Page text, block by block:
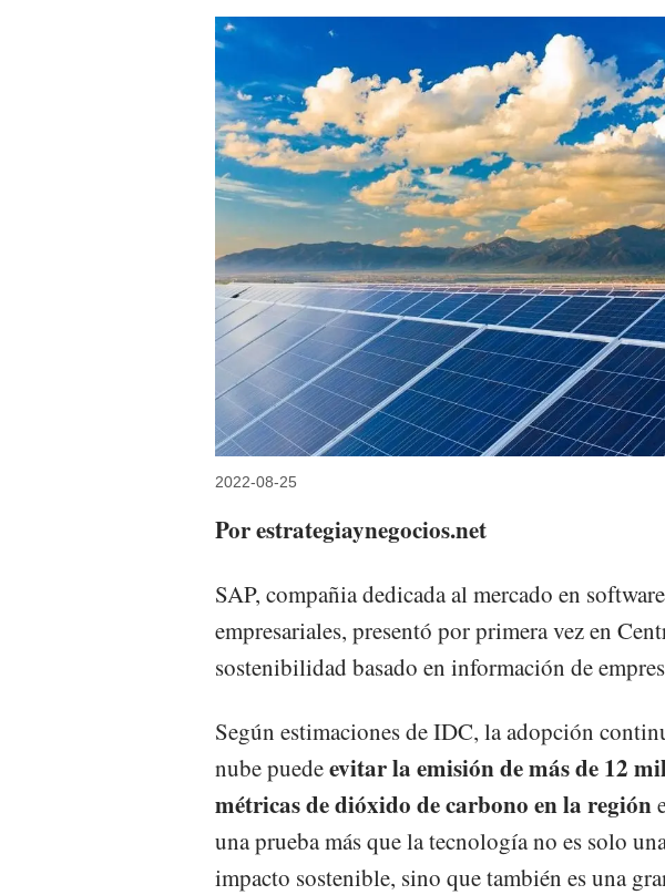
2022-08-25
Por estrategiaynegocios.net
SAP, compañia dedicada al mercado en
empresariales, presentó por primera vez en
sostenibilidad basado en información de
Según estimaciones de IDC, la adopción
nube puedeevitar la emisión de más de 12
métricas de dióxido de carbono en la región
una prueba más que la tecnología no es solo
impacto sostenible, sino que también es una